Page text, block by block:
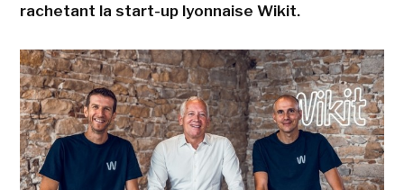
rachetant la start-up lyonnaise Wikit.